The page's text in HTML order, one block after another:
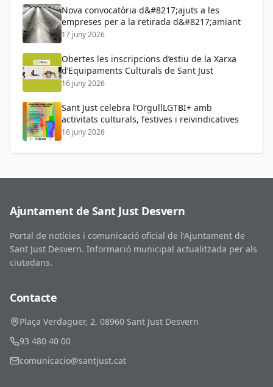
Nova convocatòria d&#8217;ajuts a les
empreses per a la retirada d&#8217;amiant
17 juny 2026
Obertes les inscripcions d’estiu de la Xarxa
d’Equipaments Culturals de Sant Just
16 juny 2026
Sant Just celebra l’OrgullLGTBI+ amb
activitats culturals, festives i reivindicatives
16 juny 2026
Ajuntament de Sant Just Desvern
Portal de notícies i comunicació oficial de l'Ajuntament de
Sant Just Desvern. Informació municipal actualitzada per als
ciutadans.
Contacte
Plaça Verdaguer, 2, 08960 Sant Just Desvern
93 480 40 00
comunicacio@santjust.cat